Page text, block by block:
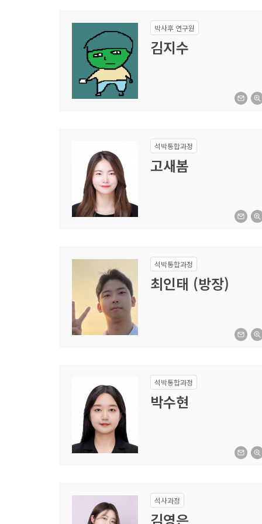
박사후 연구원
김지수
석박통합과정
고새봄
석박통합과정
최인태 (방장)
석박통합과정
박수현
석사과정
김영은